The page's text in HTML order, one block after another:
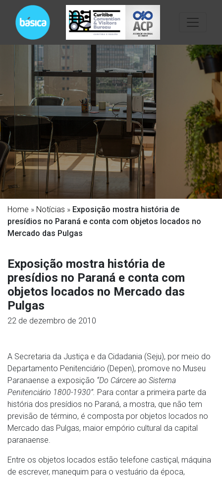
Home » Notícias » Exposição mostra história de
presídios no Paraná e conta com objetos locados no
Mercado das Pulgas
Exposição mostra história de
presídios no Paraná e conta com
objetos locados no Mercado das
Pulgas
22 de dezembro de 2010
A Secretaria da Justiça e da Cidadania (Seju), por meio do
Departamento Penitenciário (Depen), promove no Museu
Paranaense a exposição “Do Cárcere ao Sistema
Penitenciário 1800-1930”. Para contar a primeira parte da
história dos presídios no Paraná, a mostra, que não tem
previsão de término, é composta por objetos locados no
Mercado das Pulgas, maior empório cultural da capital
paranaense.
Entre os objetos locados estão telefone castiçal, máquina
de escrever, manequim para o vestuário da época,